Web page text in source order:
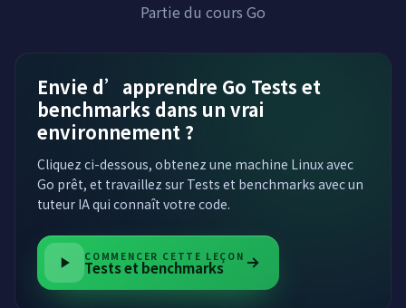
Partie du cours Go
Envie d’apprendre Go Tests et
benchmarks dans un vrai
environnement ?
Cliquez ci-dessous, obtenez une machine Linux avec
Go prêt, et travaillez sur Tests et benchmarks avec un
tuteur IA qui connaît votre code.
COMMENCER CETTE LEÇON
Tests et benchmarks